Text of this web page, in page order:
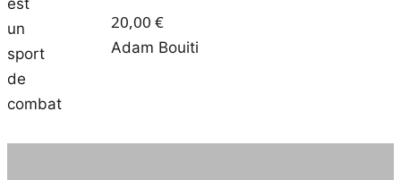
20,00 €
Adam Bouiti